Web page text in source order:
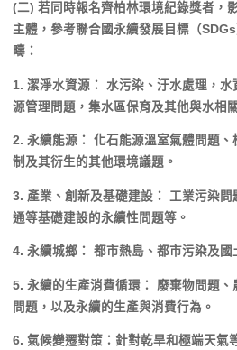
(二) 若同時報名齊柏林環境紀錄獎者，
主體，參考聯合國永續發展目標（
疇：
1. 潔淨水資源： 水污染、汙水處理，
源管理問題，集水區保育及其他與水相
2. 永續能源： 化石能源溫室氣體問題
制及其衍生的其他環境議題。
3. 產業、創新及基礎建設： 工業污染
通等基礎建設的永續性問題等。
4. 永續城鄉： 都市熱島、都市污染及國
5. 永續的生產消費循環： 廢棄物問題
問題，以及永續的生產與消費行為。
6. 氣候變遷對策：針對乾旱和極端天氣